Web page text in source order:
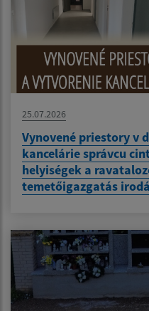
25.07.2026
Vynovené priestory v
kancelárie správcu
helyiségek a
temetőigazgatás